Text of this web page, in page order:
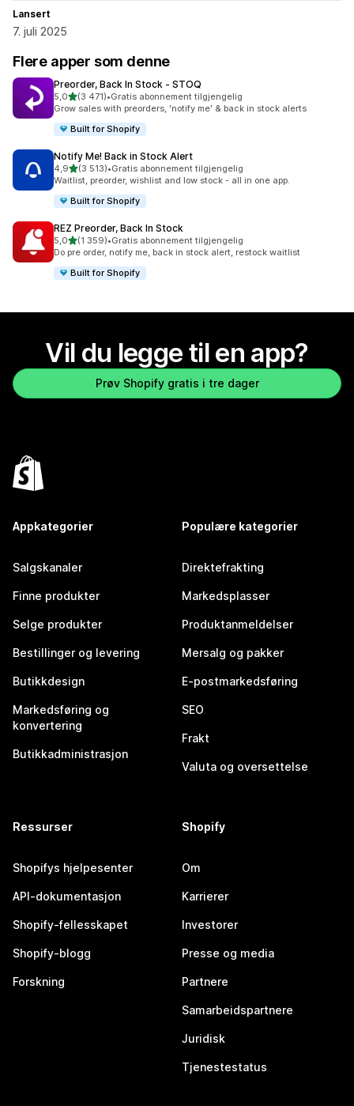
Lansert
7. juli 2025
Flere apper som denne
Preorder, Back In Stock ‑ STOQ
5,0av 5 stjerner
(3 471)
Totalt 3471 omtaler
•Gratis abonnement tilgjengelig
Grow sales with preorders, 'notify me' & back in stock alerts
Built for Shopify
Notify Me! Back in Stock Alert
4,9av 5 stjerner
(3 513)
Totalt 3513 omtaler
•Gratis abonnement tilgjengelig
Waitlist, preorder, wishlist and low stock - all in one app.
Built for Shopify
REZ Preorder, Back In Stock
5,0av 5 stjerner
(1 359)
Totalt 1359 omtaler
•Gratis abonnement tilgjengelig
Do pre order, notify me, back in stock alert, restock waitlist
Built for Shopify
Vil du legge til en app?
Prøv Shopify gratis i tre dager
Appkategorier
Salgskanaler
Finne produkter
Selge produkter
Bestillinger og levering
Butikkdesign
Markedsføring og
konvertering
Butikkadministrasjon
Populære kategorier
Direktefrakting
Markedsplasser
Produktanmeldelser
Mersalg og pakker
E-postmarkedsføring
SEO
Frakt
Valuta og oversettelse
Ressurser
Shopifys hjelpesenter
API-dokumentasjon
Shopify-fellesskapet
Shopify-blogg
Forskning
Shopify
Om
Karrierer
Investorer
Presse og media
Partnere
Samarbeidspartnere
Juridisk
Tjenestestatus